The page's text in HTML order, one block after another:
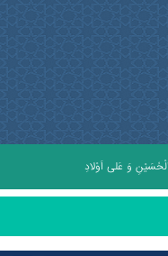
وَ عَلى اَوْلادِ الْحُسَيْنِ وَ عَلى اَصْحابِ